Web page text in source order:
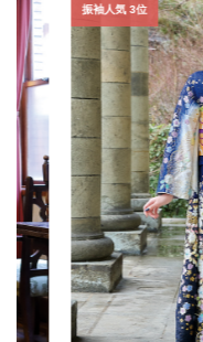
振袖人気 3位